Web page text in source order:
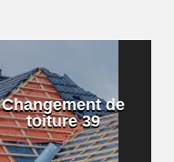
Changement de
toiture 39